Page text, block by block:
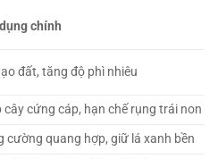
chính
đất, tăng độ phì nhiêu
cây cứng cáp, hạn chế rụng trái non
cường quang hợp, giữ lá xanh bền